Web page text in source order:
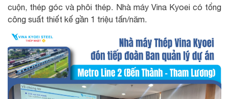
cuộn, thép góc và phôi thép. Nhà máy Vina Kyoei có tổng
công suất thiết kế gần 1 triệu tấn/năm.